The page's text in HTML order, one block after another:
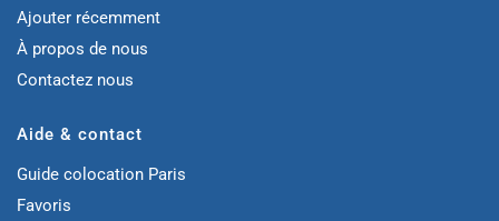
Ajouter récemment
À propos de nous
Contactez nous
Aide & contact
Guide colocation Paris
Favoris